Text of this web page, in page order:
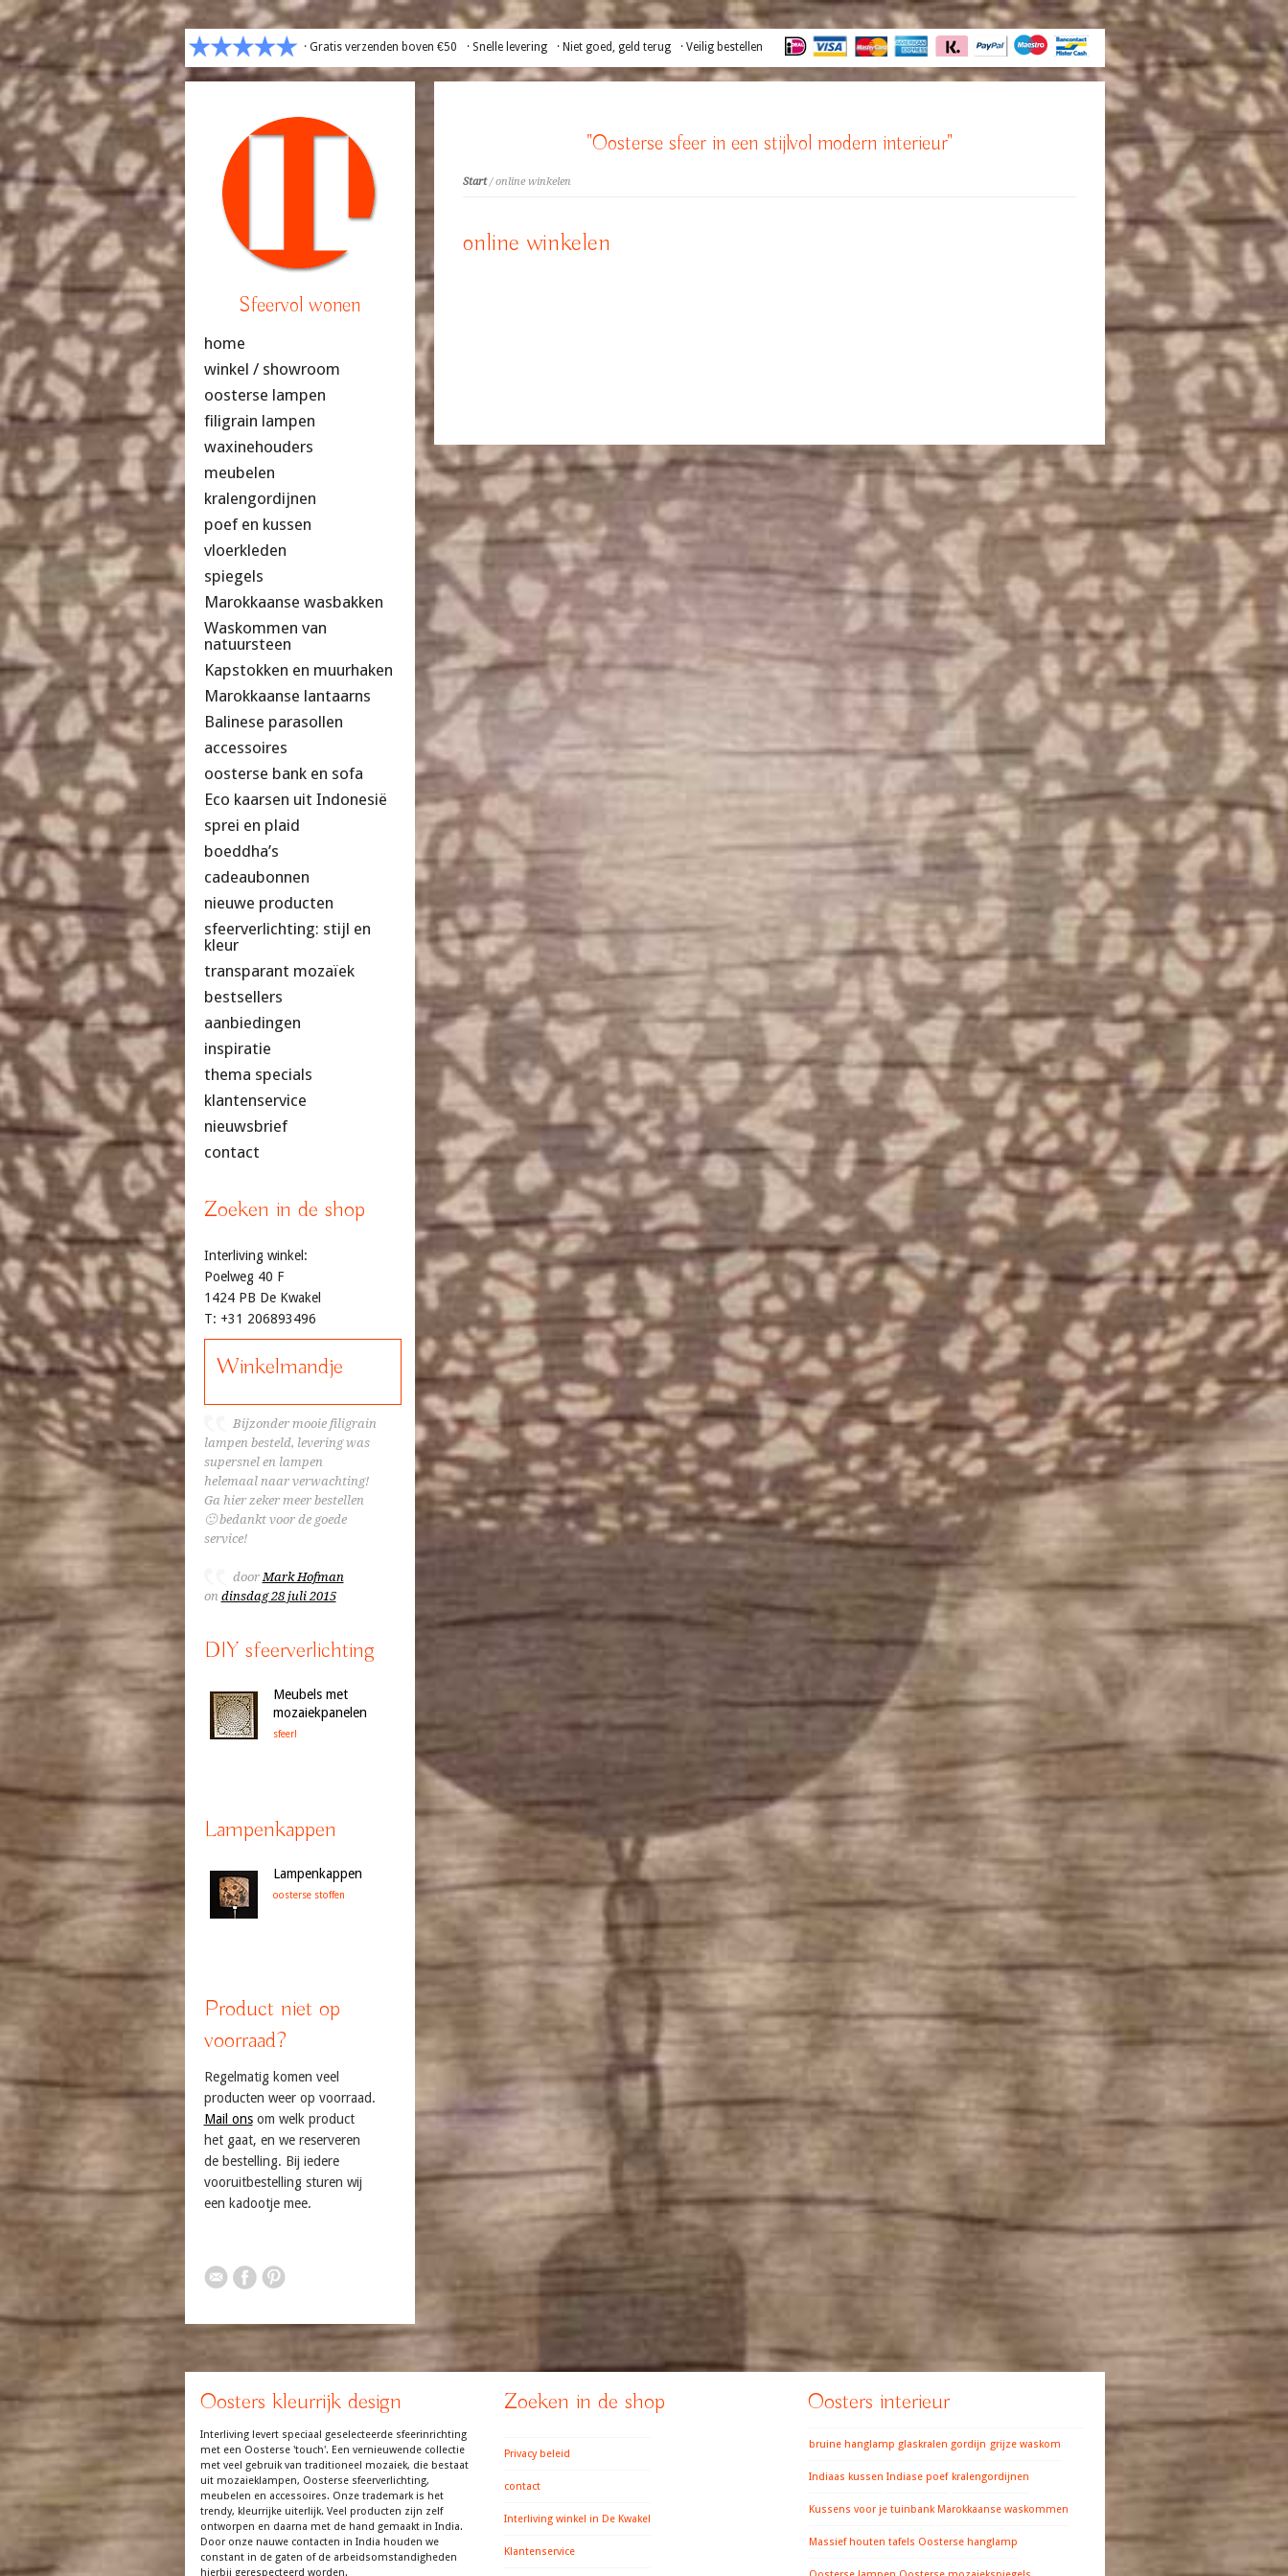
· Gratis verzenden boven €50 · Snelle levering · Niet goed, geld terug · Veilig bestellen
"Oosterse sfeer in een stijlvol modern interieur"
Start/ online winkelen
online winkelen
Sfeervol wonen
home
winkel / showroom
oosterse lampen
filigrain lampen
waxinehouders
meubelen
kralengordijnen
poef en kussen
vloerkleden
spiegels
Marokkaanse wasbakken
Waskommen van
natuursteen
Kapstokken en muurhaken
Marokkaanse lantaarns
Balinese parasollen
accessoires
oosterse bank en sofa
Eco kaarsen uit Indonesië
sprei en plaid
boeddha’s
cadeaubonnen
nieuwe producten
sfeerverlichting: stijl en
kleur
transparant mozaïek
bestsellers
aanbiedingen
inspiratie
thema specials
klantenservice
nieuwsbrief
contact
Zoeken in de shop
Interliving winkel:
Poelweg 40 F
1424 PB De Kwakel
T: +31 206893496
Winkelmandje
Bijzonder mooie filigrain
lampen besteld, levering was
supersnel en lampen
helemaal naar verwachting!
Ga hier zeker meer bestellen
🙂 bedankt voor de goede
service!
doorMark Hofman
on dinsdag 28 juli 2015
DIY sfeerverlichting
Meubels met
mozaiekpanelen
sfeer!
Lampenkappen
Lampenkappen
oosterse stoffen
Product niet op
voorraad?
Regelmatig komen veel
producten weer op voorraad.
Mail onsom welk product
het gaat, en we reserveren
de bestelling. Bij iedere
vooruitbestelling sturen wij
een kadootje mee.
Oosters kleurrijk design
Interliving levert speciaal geselecteerde sfeerinrichting
met een Oosterse 'touch'. Een vernieuwende collectie
met veel gebruik van traditioneel mozaiek, die bestaat
uit mozaieklampen, Oosterse sfeerverlichting,
meubelen en accessoires. Onze trademark is het
trendy, kleurrijke uiterlijk. Veel producten zijn zelf
ontworpen en daarna met de hand gemaakt in India.
Door onze nauwe contacten in India houden we
constant in de gaten of de arbeidsomstandigheden
hierbij gerespecteerd worden.
Zoeken in de shop
Privacy beleid
contact
Interliving winkel in De Kwakel
Klantenservice
Oosters interieur
bruine hanglamp glaskralen gordijn grijze waskom
Indiaas kussen Indiase poef kralengordijnen
Kussens voor je tuinbank Marokkaanse waskommen
Massief houten tafels Oosterse hanglamp